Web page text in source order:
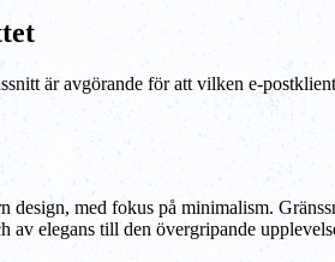
är avgörande för att vilken e-
design, med fokus på minimalism.
av elegans till den övergripande